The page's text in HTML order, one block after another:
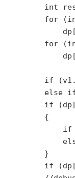
int
for
for
if
else
if
        {
if
        }
if